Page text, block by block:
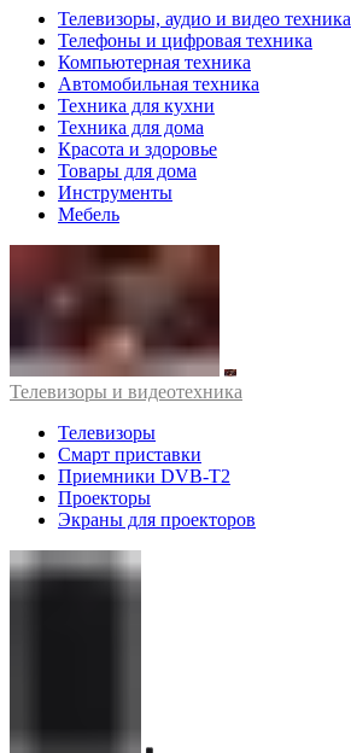
Телевизоры, аудио и видео техника
Телефоны и цифровая техника
Компьютерная техника
Автомобильная техника
Техника для кухни
Техника для дома
Красота и здоровье
Товары для дома
Инструменты
Мебель
Телевизоры и видеотехника
Телевизоры
Смарт приставки
Приемники DVB-T2
Проекторы
Экраны для проекторов